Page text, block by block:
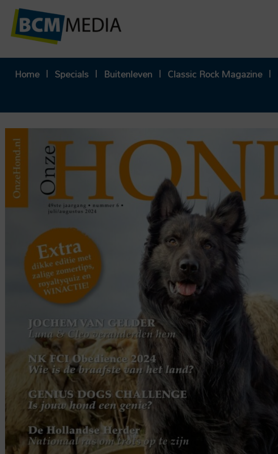
naar
Home Specials Buitenleven Classic Rock Magazine